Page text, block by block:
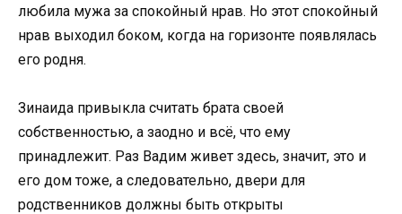
любила мужа за спокойный нрав. Но этот спокойный
нрав выходил боком, когда на горизонте появлялась
его родня.
Зинаида привыкла считать брата своей
собственностью, а заодно и всё, что ему
принадлежит. Раз Вадим живет здесь, значит, это и
его дом тоже, а следовательно, двери для
родственников должны быть открыты